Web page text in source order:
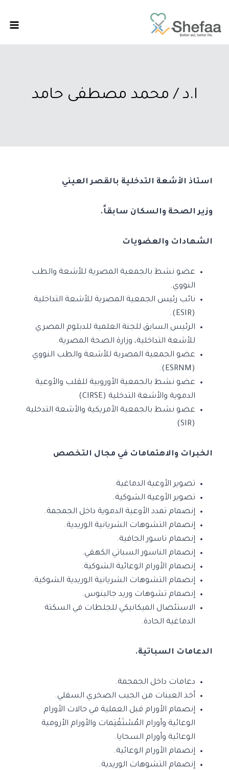
ا.د / محمد مصطفى حامد
استاذ الأشعة التدخلية بالقصر العيني
وزير الصحة والسكان سابقاً.
الشهادات والعضويات
عضو نشط بالجمعية المصرية للأشعة والطب
النووي.
نائب رئيس الجمعية المصرية للأشعة التداخلية
(ESIR).
الرئيس السابق للجنة العلمية للدبلوم المصري
للأشعة التداخلية، وزارة الصحة المصرية.
عضو الجمعية المصرية للأشعة والطب النووي
(ESRNM).
عضو نشط بالجمعية الأوروبية للقلب والأوعية
الدموية والأشعة التدخلية (CIRSE)
عضو نشط بالجمعية الأمريكية والأشعة التدخلية
(SIR)
الخبرات والاهتمامات في مجال التخصص
تصوير الأوعية الدماغية.
تصوير الأوعية الشوكية.
إنصمام تمدد الأوعية الدموية داخل الجمجمة.
إنصمام التشوهات الشريانية الوريدية.
إنصمام ناسور الجافية.
إنصمام الناسور السباتي الكهفي.
إنصمام الأورام الوعائية الشوكية.
إنصمام التشوهات الشريانية الوريدية الشوكية.
إنصمام تشوهات وريد جالينوس.
الاستئصال الميكانيكي للجلطات في السكتة
الدماغية الحادة.
الدعامات السباتية.
دعامات داخل الجمجمة.
أخذ العينات من الجيب الصخري السفلي.
إنصمام الأورام قبل العملية في حالات الأورام
الوعائية وأورام المُسْتَقْتِمات‎ والأورام الأرومية
الوعائية وأورام السحايا.
إنصمام الأورام الوعائية.
إنصمام التشوهات الوريدية.